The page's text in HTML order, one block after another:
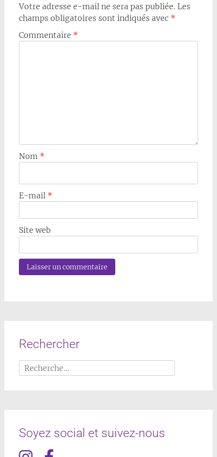
Votre adresse e-mail ne sera pas publiée. Les
champs obligatoires sont indiqués avec *
Commentaire *
Nom *
E-mail *
Site web
Rechercher
Rechercher :
Soyez social et suivez-nous